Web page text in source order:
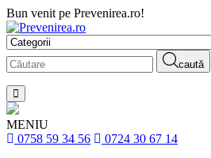
Bun venit pe Prevenirea.ro!
caută
MENIU
0758 59 34 56
0724 30 67 14